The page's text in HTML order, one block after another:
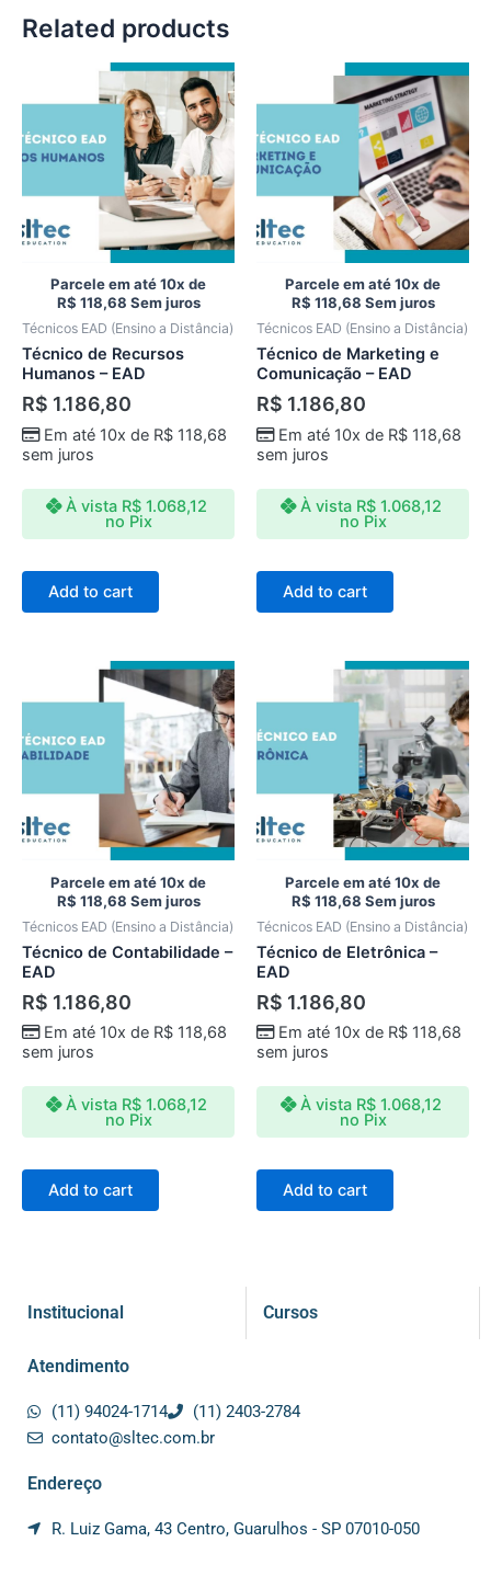
Related products
Parcele em até 10x de
R$ 118,68 Sem juros
Técnicos EAD (Ensino a Distância)
Técnico de Recursos
Humanos – EAD
R$ 1.186,80
Em até 10x de R$118,68
sem juros
À vista R$1.068,12
no Pix
Add to cart
Parcele em até 10x de
R$ 118,68 Sem juros
Técnicos EAD (Ensino a Distância)
Técnico de Marketing e
Comunicação – EAD
R$ 1.186,80
Em até 10x de R$118,68
sem juros
À vista R$1.068,12
no Pix
Add to cart
Parcele em até 10x de
R$ 118,68 Sem juros
Técnicos EAD (Ensino a Distância)
Técnico de Contabilidade –
EAD
R$ 1.186,80
Em até 10x de R$118,68
sem juros
À vista R$1.068,12
no Pix
Add to cart
Parcele em até 10x de
R$ 118,68 Sem juros
Técnicos EAD (Ensino a Distância)
Técnico de Eletrônica –
EAD
R$ 1.186,80
Em até 10x de R$118,68
sem juros
À vista R$1.068,12
no Pix
Add to cart
Institucional Cursos
Atendimento
(11) 94024-1714
(11) 2403-2784
contato@sltec.com.br
Endereço
R. Luiz Gama, 43 Centro, Guarulhos - SP 07010-050